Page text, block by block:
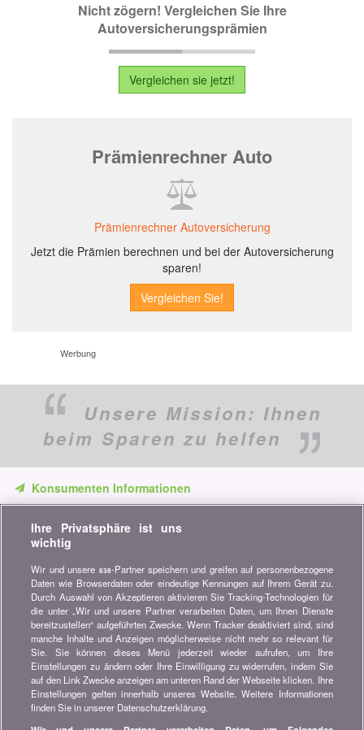
Nicht zögern! Vergleichen Sie Ihre
Autoversicherungsprämien
Vergleichen sie jetzt!
Prämienrechner Auto
Prämienrechner Autoversicherung
Jetzt die Prämien berechnen und bei der Autoversicherung
sparen!
Werbung
Unsere Mission: Ihnen
beim Sparen zu helfen
Konsumenten Informationen
unsere Vergleiche, Ratschläge und Tipps in den Bereichen
Versicherung, Finanzen, Konsumgüter und vieles mehr...
Newsletter bestellen
Treten Sie unserer Community bei
Bleiben Sie auf dem neuesten Stand, finden Sie alle Ratschläge
und Tipps zum Sparen auf:
Ihre Privatsphäre ist uns
wichtig
Wir und unsere 638-Partner speichern und greifen auf personenbezogene
Daten wie Browserdaten oder eindeutige Kennungen auf Ihrem Gerät zu.
Durch Auswahl von Akzeptieren aktivieren Sie Tracking-Technologien für
die unter „Wir und unsere Partner verarbeiten Daten, um Ihnen Dienste
bereitzustellen“ aufgeführten Zwecke. Wenn Tracker deaktiviert sind, sind
manche Inhalte und Anzeigen möglicherweise nicht mehr so relevant für
Sie. Sie können dieses Menü jederzeit wieder aufrufen, um Ihre
Einstellungen zu ändern oder Ihre Einwilligung zu widerrufen, indem Sie
auf den Link Zwecke anzeigen am unteren Rand der Webseite klicken. Ihre
Einstellungen gelten innerhalb unseres Website. Weitere Informationen
finden Sie in unserer Datenschutzerklärung.